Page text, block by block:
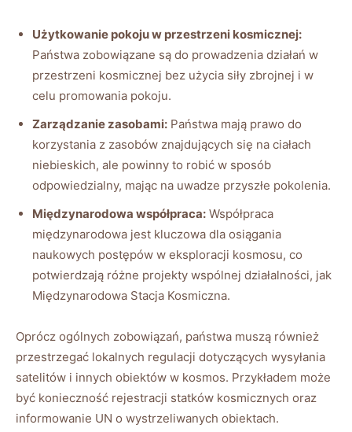
Użytkowanie pokoju w przestrzeni kosmicznej:
Państwa zobowiązane są do prowadzenia działań w
przestrzeni kosmicznej bez użycia siły zbrojnej i w
celu promowania pokoju.
Zarządzanie zasobami: Państwa mają prawo do
korzystania z zasobów znajdujących się na ciałach
niebieskich, ale powinny to robić w sposób
odpowiedzialny, mając na uwadze przyszłe pokolenia.
Międzynarodowa współpraca: Współpraca
międzynarodowa jest kluczowa dla osiągania
naukowych postępów w eksploracji kosmosu, co
potwierdzają różne projekty wspólnej działalności, jak
Międzynarodowa Stacja Kosmiczna.
Oprócz ogólnych zobowiązań, państwa muszą również
przestrzegać lokalnych regulacji dotyczących wysyłania
satelitów i innych obiektów w kosmos. Przykładem może
być konieczność rejestracji statków kosmicznych oraz
informowanie UN o wystrzeliwanych obiektach.